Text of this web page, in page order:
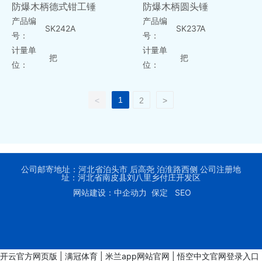
防爆木柄德式钳工锤
产品编
号：
SK242A
计量单
位：
把
防爆木柄圆头锤
产品编
号：
SK237A
计量单
位：
把
< 1 2 >
公司邮寄地址：河北省泊头市 后高尧 泊淮路西侧 公司注册地
址：河北省南皮县刘八里乡付庄开发区
网站建设：中企动力 保定 SEO
开云官方网页版 满冠体育 米兰app网站官网 |悟空中文官网登录入口